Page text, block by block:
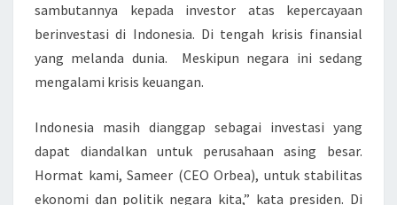
T
E
T
A
M
E
N
sambutannya kepada investor atas kepercayaan
berinvestasi di Indonesia. Di tengah krisis finansial
yang melanda dunia. Meskipun negara ini sedang
mengalami krisis keuangan.
Indonesia masih dianggap sebagai investasi yang
dapat diandalkan untuk perusahaan asing besar.
Hormat kami, Sameer (CEO Orbea), untuk stabilitas
ekonomi dan politik negara kita,” kata presiden. Di